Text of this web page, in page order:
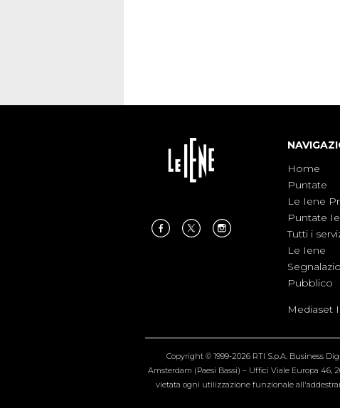
Home
Puntate
Le Iene
Puntate
Tutti i
Le Iene
Pubblico
Mediaset
Copyright © 1999-2026 RTI S.p.A. Business
Amsterdam (Paesi Bassi) – Uffici Viale Europa 46,
vietata ogni utilizzazione funzionale